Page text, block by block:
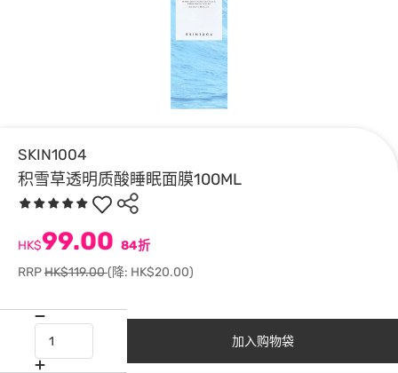
SKIN1004
积雪草透明质酸睡眠面膜100ML
HK$99.00 84折
RRPHK$119.00(降: HK$20.00)
加入购物袋